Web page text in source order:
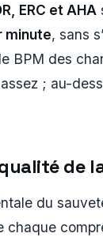
ERC et AHA
minute, sans
BPM des
; au-
de
du